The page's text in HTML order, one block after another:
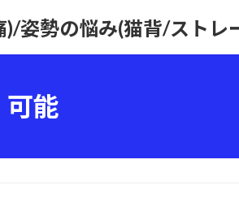
姿勢の悩み(猫背/スト
可能